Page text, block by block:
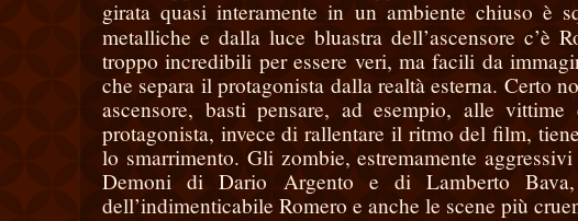
girata quasi interamente in un ambiente chiuso è
metalliche e dalla luce bluastra dell’ascensore c’è
troppo incredibili per essere veri, ma facili da
che separa il protagonista dalla realtà esterna. Certo
ascensore, basti pensare, ad esempio, alle
protagonista, invece di rallentare il ritmo del film,
lo smarrimento. Gli zombie, estremamente
Demoni di Dario Argento e di Lamberto
dell’indimenticabile Romero e anche le scene più